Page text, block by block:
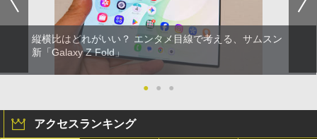
縦横比はどれがいい？ エンタメ目線で考える、サムスン
新「Galaxy Z Fold」
● ● ●
アクセスランキング